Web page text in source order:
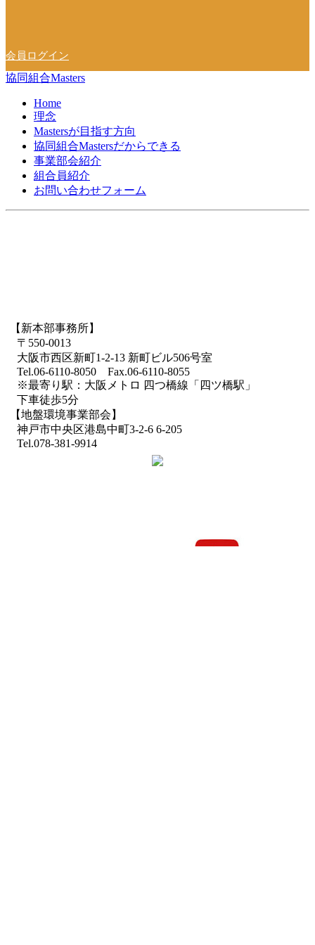
会員ログイン
協同組合Masters
Home
理念
Mastersが目指す方向
協同組合Mastersだからできる
事業部会紹介
組合員紹介
お問い合わせフォーム
【新本部事務所】
〒550-0013
大阪市西区新町1-2-13 新町ビル506号室
Tel.06-6110-8050 Fax.06-6110-8055
※最寄り駅：大阪メトロ 四つ橋線「四ツ橋駅」
下車徒歩5分
【地盤環境事業部会】
神戸市中央区港島中町3-2-6 6-205
Tel.078-381-9914